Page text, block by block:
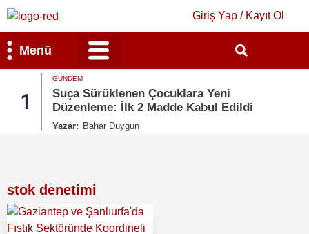
Giriş Yap / Kayıt Ol
Menü
1
GÜNDEM
Suça Sürüklenen Çocuklara Yeni
Düzenleme: İlk 2 Madde Kabul Edildi
Yazar: Bahar Duygun
stok denetimi